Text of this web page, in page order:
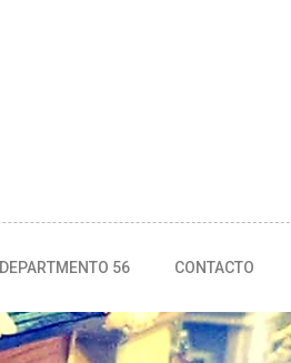
DEPARTMENTO 56 CONTACTO